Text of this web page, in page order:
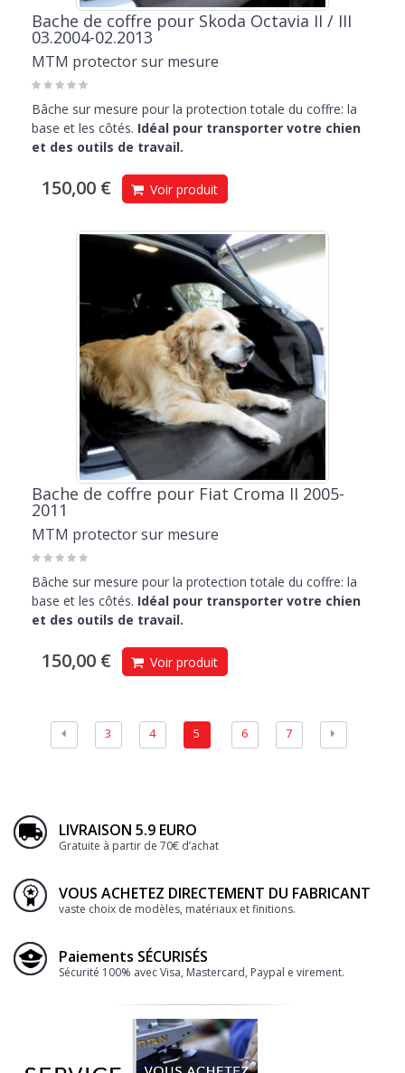
Bache de coffre pour Skoda Octavia II / III
03.2004-02.2013
MTM protector sur mesure
Bâche sur mesure pour la protection totale du coffre: la
base et les côtés. Idéal pour transporter votre chien
et des outils de travail.
150,00 € Voir produit
Bache de coffre pour Fiat Croma II 2005-
2011
MTM protector sur mesure
Bâche sur mesure pour la protection totale du coffre: la
base et les côtés. Idéal pour transporter votre chien
et des outils de travail.
150,00 € Voir produit
3 4 5 6 7
LIVRAISON 5.9 EURO
Gratuite à partir de 70€ d’achat
VOUS ACHETEZ DIRECTEMENT DU FABRICANT
vaste choix de modèles, matériaux et finitions.
Paiements SÉCURISÉS
Sécurité 100% avec Visa, Mastercard, Paypal e virement.